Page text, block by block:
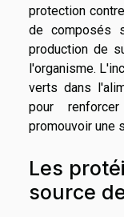
protection
de composés
production de
l'organisme.
verts dans
pour
promouvoir une
Les
source